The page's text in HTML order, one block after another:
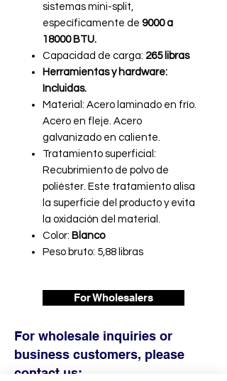
sistemas mini-split,
específicamente de 9000 a
18000 BTU.
Capacidad de carga: 265 libras
Herramientas y hardware:
Incluidas.
Material: Acero laminado en frío.
Acero en fleje. Acero
galvanizado en caliente.
Tratamiento superficial:
Recubrimiento de polvo de
poliéster. Este tratamiento alisa
la superficie del producto y evita
la oxidación del material.
Color: Blanco
Peso bruto: 5,88 libras
For Wholesalers
For wholesale inquiries or
business customers, please
contact us: